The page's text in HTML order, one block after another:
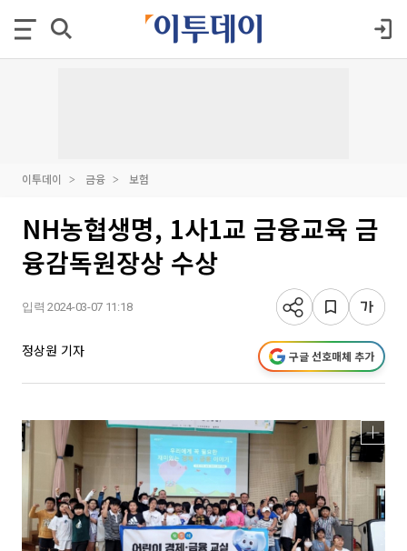
이투데이 금융 보험
NH농협생명, 1사1교 금융교육 금
융감독원장상 수상
입력 2024-03-07 11:18
정상원 기자 구글 선호매체 추가